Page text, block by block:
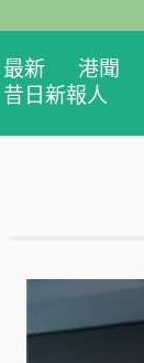
最新 港聞
昔日新報人